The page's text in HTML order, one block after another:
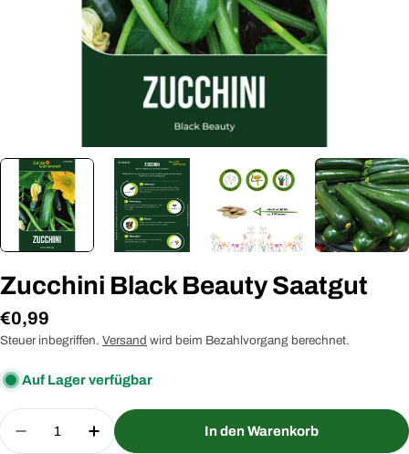
Zucchini Black Beauty Saatgut
Regulärer
Preis
€0,99
Steuer inbegriffen. Versand wird beim Bezahlvorgang berechnet.
Auf Lager verfügbar
Menge
Menge für Zucchini Black Beauty Saatgut
Menge für Zucchini Black Beauty
In den Warenkorb